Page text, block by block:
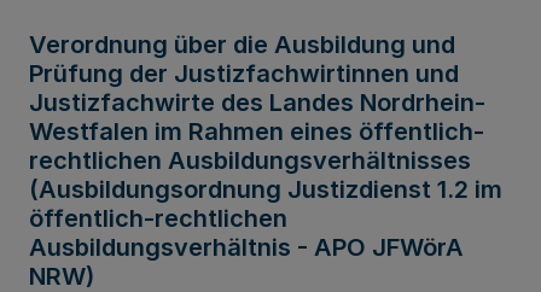
Verordnung über die Ausbildung und
Prüfung der Justizfachwirtinnen und
Justizfachwirte des Landes Nordrhein-
Westfalen im Rahmen eines öffentlich-
rechtlichen Ausbildungsverhältnisses
(Ausbildungsordnung Justizdienst 1.2 im
öffentlich-rechtlichen
Ausbildungsverhältnis - APO JFWörA
NRW)